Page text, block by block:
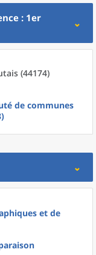
: 1er
(44174)
de communes
et de